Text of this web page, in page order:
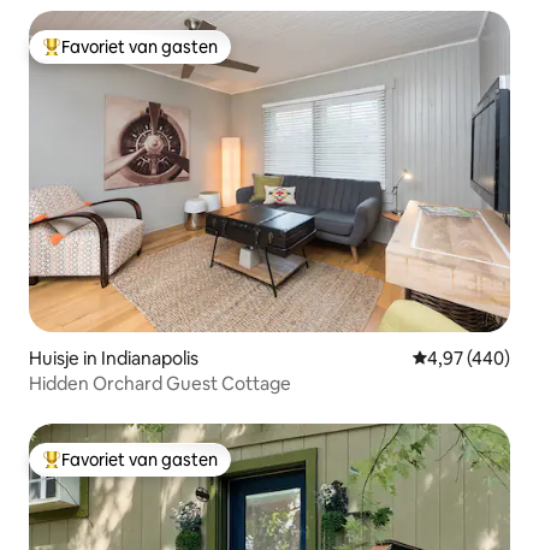
Topfavoriet van gasten
Favoriet van gasten
Huisje in Indianapolis Gemiddelde
4,97 (440)
Hidden Orchard Guest Cottage
Topfavoriet van gasten
Favoriet van gasten